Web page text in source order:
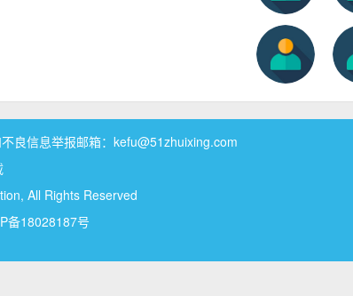
良信息举报邮箱：kefu@51zhuixing.com
All Rights Reserved
备18028187号